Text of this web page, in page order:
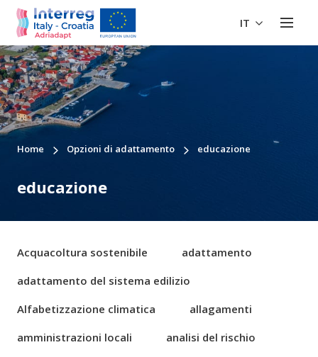
IT
Home Opzioni di adattamento educazione
educazione
Acquacoltura sostenibile
adattamento
adattamento del sistema edilizio
Alfabetizzazione climatica
allagamenti
amministrazioni locali
analisi del rischio